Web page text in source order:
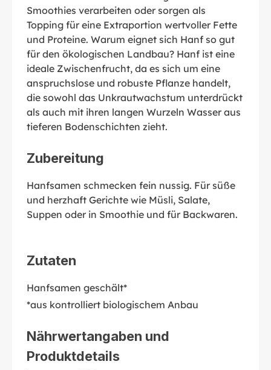
Smoothies verarbeiten oder sorgen als
Topping für eine Extraportion wertvoller Fette
und Proteine. Warum eignet sich Hanf so gut
für den ökologischen Landbau? Hanf ist eine
ideale Zwischenfrucht, da es sich um eine
anspruchslose und robuste Pflanze handelt,
die sowohl das Unkrautwachstum unterdrückt
als auch mit ihren langen Wurzeln Wasser aus
tieferen Bodenschichten zieht.
Zubereitung
Hanfsamen schmecken fein nussig. Für süße
und herzhaft Gerichte wie Müsli, Salate,
Suppen oder in Smoothie und für Backwaren.
Zutaten
Hanfsamen geschält*
*aus kontrolliert biologischem Anbau
Nährwertangaben und
Produktdetails